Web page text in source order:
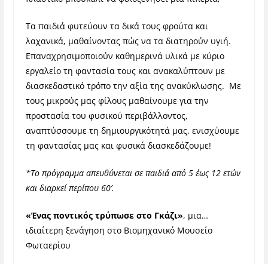
Τα παιδιά φυτεύουν τα δικά τους φρούτα και
λαχανικά, μαθαίνοντας πώς να τα διατηρούν υγιή.
Επαναχρησιμοποιούν καθημερινά υλικά με κύριο
εργαλείο τη φαντασία τους και ανακαλύπτουν με
διασκεδαστικό τρόπο την αξία της ανακύκλωσης. Με
τους μικρούς μας φίλους μαθαίνουμε για την
προστασία του φυσικού περιβάλλοντος,
αναπτύσσουμε τη δημιουργικότητά μας, ενισχύουμε
τη φαντασίας μας και φυσικά διασκεδάζουμε!
*Το πρόγραμμα απευθύνεται σε παιδιά από 5 έως 12 ετών
και διαρκεί περίπου 60’.
«Ένας ποντικός τρύπωσε στο Γκάζι», μια…
ιδιαίτερη ξενάγηση στο Βιομηχανικό Μουσείο
Φωταερίου